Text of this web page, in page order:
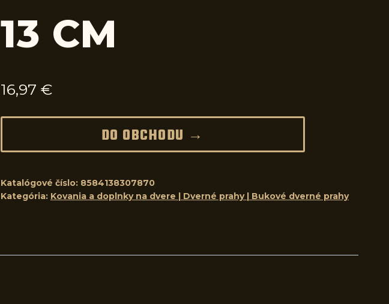
13 CM
16,97 €
DO OBCHODU →
Katalógové číslo: 8584138307870
Kategória: Kovania a doplnky na dvere | Dverné prahy | Bukové dverné prahy